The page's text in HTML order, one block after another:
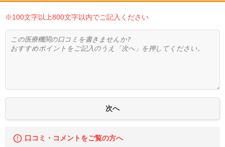
※100文字以上800文字以内でご記入ください
口コミ・コメントをご覧の方へ